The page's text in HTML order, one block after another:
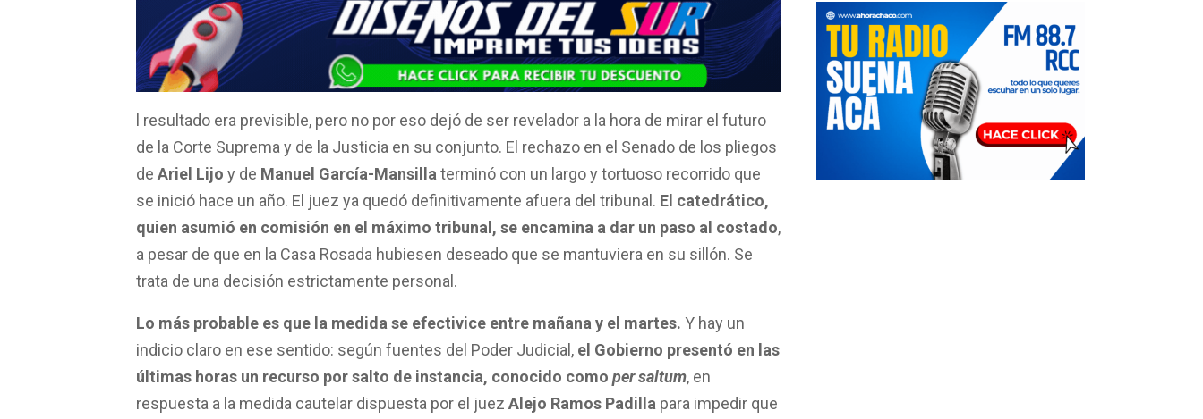
ce
b
o
o
k
at
s
A
p
p
tt
er
ail m
ar
tir
l resultado era previsible, pero no por eso dejó de ser revelador a la hora de mirar el futuro
de la Corte Suprema y de la Justicia en su conjunto. El rechazo en el Senado de los pliegos
de Ariel Lijo y de Manuel García-Mansilla terminó con un largo y tortuoso recorrido que
se inició hace un año. El juez ya quedó definitivamente afuera del tribunal. El catedrático,
quien asumió en comisión en el máximo tribunal, se encamina a dar un paso al costado,
a pesar de que en la Casa Rosada hubiesen deseado que se mantuviera en su sillón. Se
trata de una decisión estrictamente personal.
Lo más probable es que la medida se efectivice entre mañana y el martes. Y hay un
indicio claro en ese sentido: según fuentes del Poder Judicial, el Gobierno presentó en las
últimas horas un recurso por salto de instancia, conocido como per saltum, en
respuesta a la medida cautelar dispuesta por el juez Alejo Ramos Padilla para impedir que